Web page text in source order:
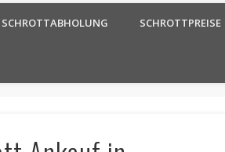
SCHROTTABHOLUNG SCHROTTPREISE